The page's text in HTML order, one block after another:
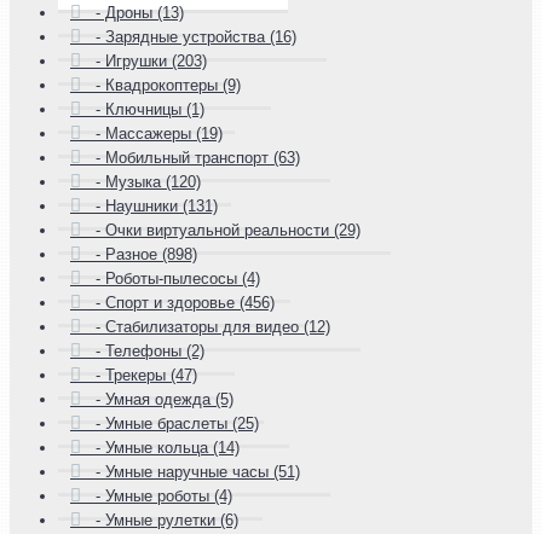
- Дроны (13)
- Зарядные устройства (16)
- Игрушки (203)
- Квадрокоптеры (9)
- Ключницы (1)
- Массажеры (19)
- Мобильный транспорт (63)
- Музыка (120)
- Наушники (131)
- Очки виртуальной реальности (29)
- Разное (898)
- Роботы-пылесосы (4)
- Спорт и здоровье (456)
- Стабилизаторы для видео (12)
- Телефоны (2)
- Трекеры (47)
- Умная одежда (5)
- Умные браслеты (25)
- Умные кольца (14)
- Умные наручные часы (51)
- Умные роботы (4)
- Умные рулетки (6)